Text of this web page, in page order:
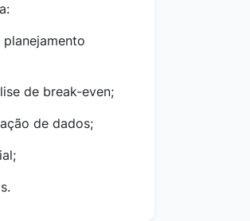
de break-even;
de dados;